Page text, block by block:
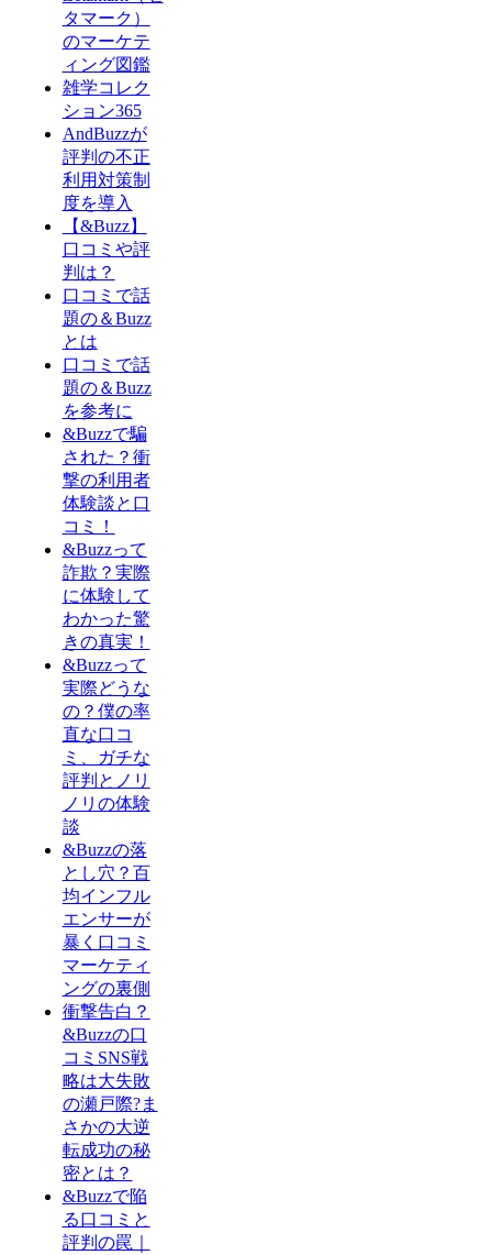
タマーク）
のマーケテ
ィング図鑑
雑学コレク
ション365
AndBuzzが
評判の不正
利用対策制
度を導入
【&Buzz】
口コミや評
判は？
口コミで話
題の＆Buzz
とは
口コミで話
題の＆Buzz
を参考に
&Buzzで騙
された？衝
撃の利用者
体験談と口
コミ！
&Buzzって
詐欺？実際
に体験して
わかった驚
きの真実！
&Buzzって
実際どうな
の？僕の率
直な口コ
ミ、ガチな
評判とノリ
ノリの体験
談
&Buzzの落
とし穴？百
均インフル
エンサーが
暴く口コミ
マーケティ
ングの裏側
衝撃告白？
&Buzzの口
コミSNS戦
略は大失敗
の瀬戸際?ま
さかの大逆
転成功の秘
密とは？
&Buzzで陥
る口コミと
評判の罠｜